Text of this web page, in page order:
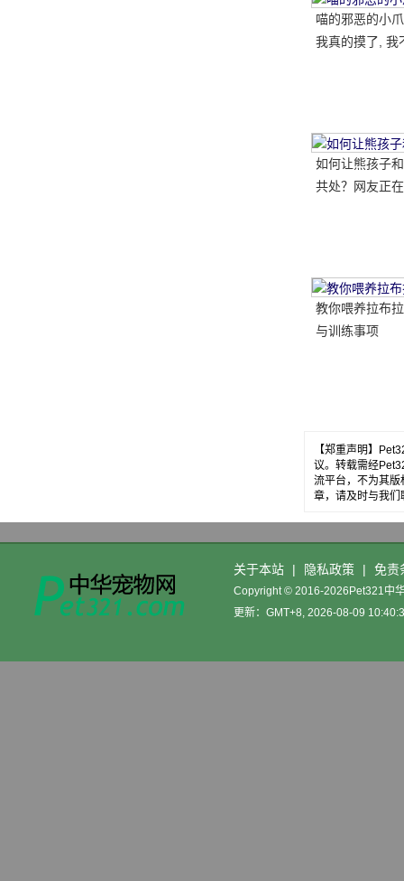
喵的邪恶的小
我真的摸了, 我
如何让熊孩子
共处？网友正
教你喂养拉布
与训练事项
【郑重声明】
议。转载需经
流平台，不为其
章，请及时与我
关于本站 | 隐私政策 | 免责
Copyright © 2016-2026Pet321中
更新：GMT+8, 2026-08-09